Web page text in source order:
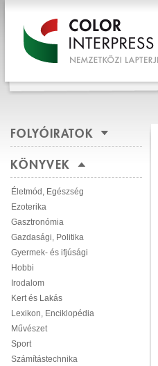
FOLYÓIRATOK
KÖNYVEK
Életmód, Egészség
Ezoterika
Gasztronómia
Gazdasági, Politika
Gyermek- és ifjúsági
Hobbi
Irodalom
Kert és Lakás
Lexikon, Enciklopédia
Művészet
Sport
Számítástechnika